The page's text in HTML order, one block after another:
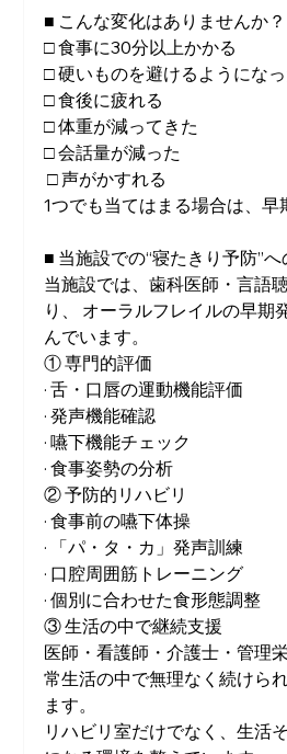
■ こんな変化はありませんか？
□ 食事に30分以上かかる
□ 硬いものを避けるようにな
□ 食後に疲れる
□ 体重が減ってきた
□ 会話量が減った
□ 声がかすれる
1つでも当てはまる場合は、早
■ 当施設での“寝たきり予防”
当施設では、歯科医師・言語
り、 オーラルフレイルの早期
んでいます。
① 専門的評価
· 舌・口唇の運動機能評価
· 発声機能確認
· 嚥下機能チェック
· 食事姿勢の分析
② 予防的リハビリ
· 食事前の嚥下体操
· 「パ・タ・カ」発声訓練
· 口腔周囲筋トレーニング
· 個別に合わせた食形態調整
③ 生活の中で継続支援
医師・看護師・介護士・管理
常生活の中で無理なく続けら
ます。
リハビリ室だけでなく、生活